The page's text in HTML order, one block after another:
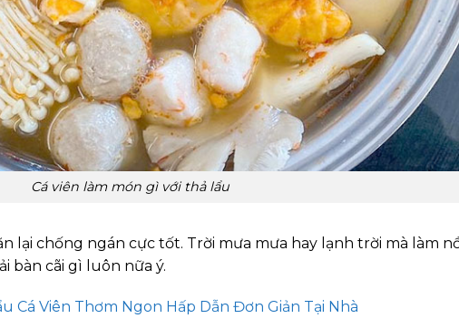
Cá viên làm món gì với thả lẩu
lại chống ngán cực tốt. Trời mưa mưa hay lạnh trời mà làm
bàn cãi gì luôn nữa ý.
Cá Viên Thơm Ngon Hấp Dẫn Đơn Giản Tại Nhà